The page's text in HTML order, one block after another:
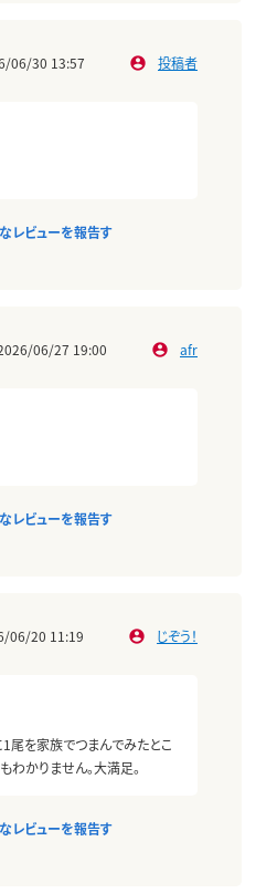
06/30 13:57 投稿者
レビューを報告す
06/27 19:00 afr
レビューを報告す
06/20 11:19 じぞう！
1尾を家族でつまんでみたとこ
わかりません。大満足。
レビューを報告す